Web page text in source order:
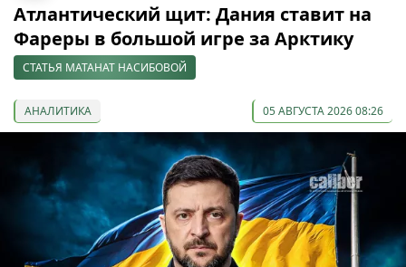
Атлантический щит: Дания ставит на
Фареры в большой игре за Арктику
СТАТЬЯ МАТАНАТ НАСИБОВОЙ
АНАЛИТИКА 05 АВГУСТА 2026 08:26